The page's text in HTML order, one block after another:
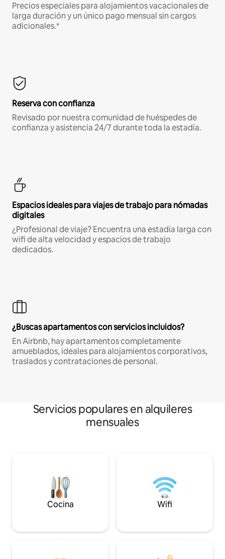
Precios especiales para alojamientos vacacionales de
larga duración y un único pago mensual sin cargos
adicionales.*
Reserva con confianza
Revisado por nuestra comunidad de huéspedes de
confianza y asistencia 24/7 durante toda la estadía.
Espacios ideales para viajes de trabajo para nómadas
digitales
¿Profesional de viaje? Encuentra una estadía larga con
wifi de alta velocidad y espacios de trabajo
dedicados.
¿Buscas apartamentos con servicios incluidos?
En Airbnb, hay apartamentos completamente
amueblados, ideales para alojamientos corporativos,
traslados y contrataciones de personal.
Servicios populares en alquileres
mensuales
Cocina Wifi